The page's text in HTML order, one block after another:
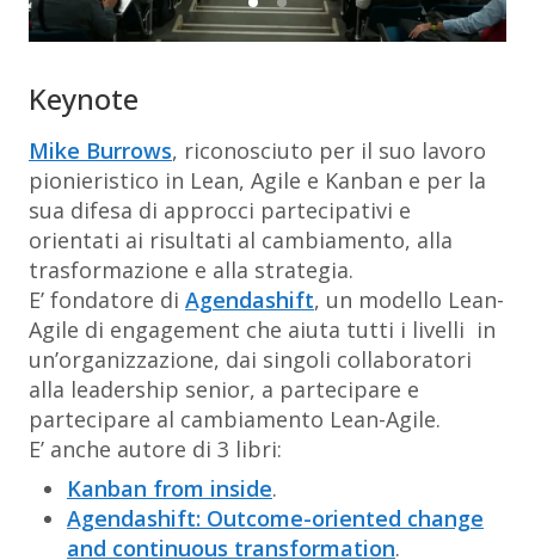
Keynote
Mike Burrows, riconosciuto per il suo lavoro
pionieristico in Lean, Agile e Kanban e per la
sua difesa di approcci partecipativi e
orientati ai risultati al cambiamento, alla
trasformazione e alla strategia.
E’ fondatore di Agendashift, un modello Lean-
Agile di engagement che aiuta tutti i livelli in
un’organizzazione, dai singoli collaboratori
alla leadership senior, a partecipare e
partecipare al cambiamento Lean-Agile.
E’ anche autore di 3 libri:
Kanban from inside.
Agendashift: Outcome-oriented change
and continuous transformation.